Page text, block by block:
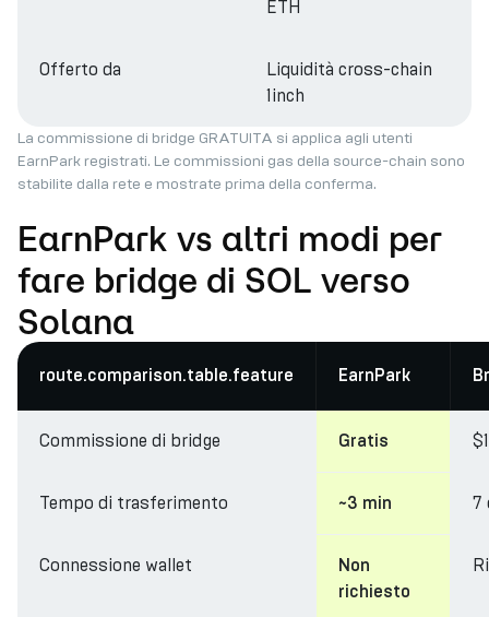
ETH
Offerto da
Liquidità cross-chain
1inch
La commissione di bridge GRATUITA si applica agli utenti
EarnPark registrati. Le commissioni gas della source-chain sono
stabilite dalla rete e mostrate prima della conferma.
EarnPark vs altri modi per
fare bridge di SOL verso
Solana
route.comparison.table.feature EarnPark
Commissione di bridge Gratis
Tempo di trasferimento ~3 min 7
Connessione wallet
Non
richiesto